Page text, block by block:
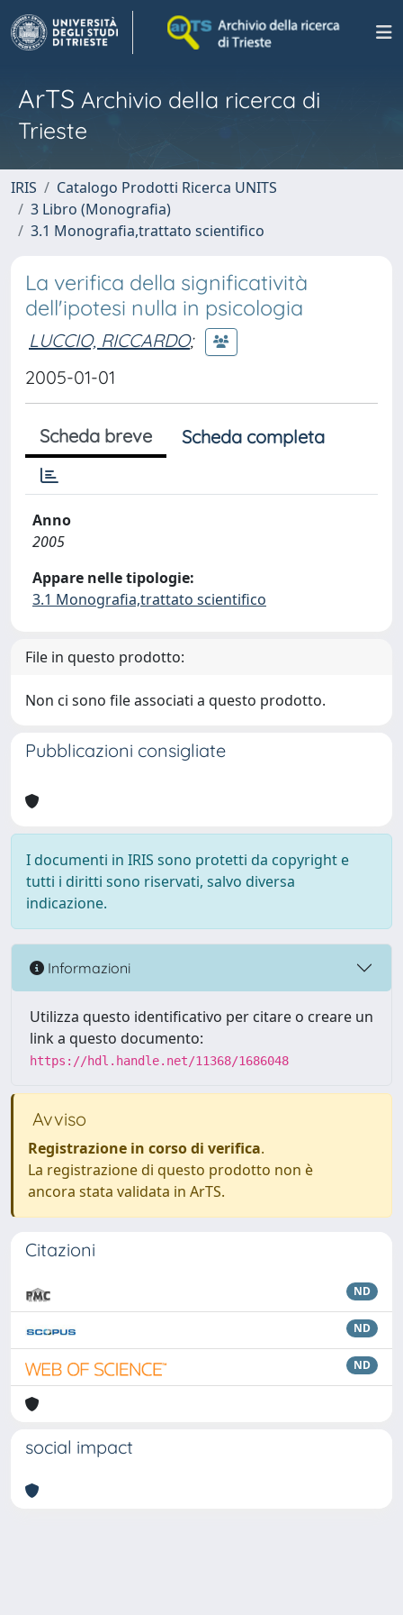
ArTS Archivio della ricerca di
Trieste
IRIS
Catalogo Prodotti Ricerca UNITS
3 Libro (Monografia)
3.1 Monografia,trattato scientifico
La verifica della significatività
dell'ipotesi nulla in psicologia
LUCCIO, RICCARDO;
2005-01-01
Scheda breve Scheda completa
Anno
2005
Appare nelle tipologie:
3.1 Monografia,trattato scientifico
File in questo prodotto:
Non ci sono file associati a questo prodotto.
Pubblicazioni consigliate
I documenti in IRIS sono protetti da copyright e
tutti i diritti sono riservati, salvo diversa
indicazione.
Informazioni
Utilizza questo identificativo per citare o creare un
link a questo documento:
https://hdl.handle.net/11368/1686048
Avviso
Registrazione in corso di verifica.
La registrazione di questo prodotto non è
ancora stata validata in ArTS.
Citazioni
ND
ND
ND
social impact